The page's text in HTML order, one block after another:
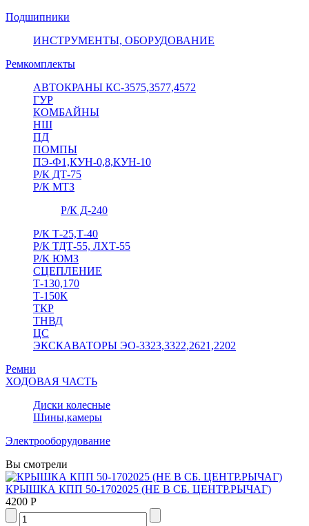
Подшипники
ИНСТРУМЕНТЫ, ОБОРУДОВАНИЕ
Ремкомплекты
АВТОКРАНЫ КС-3575,3577,4572
ГУР
КОМБАЙНЫ
НШ
ПД
ПОМПЫ
ПЭ-Ф1,КУН-0,8,КУН-10
Р/К ДТ-75
Р/К МТЗ
Р/К Д-240
Р/К Т-25,Т-40
Р/К ТДТ-55, ЛХТ-55
Р/К ЮМЗ
СЦЕПЛЕНИЕ
Т-130,170
Т-150К
ТКР
ТНВД
ЦС
ЭКСКАВАТОРЫ ЭО-3323,3322,2621,2202
Ремни
ХОДОВАЯ ЧАСТЬ
Диски колесные
Шины,камеры
Электрооборудование
Вы смотрели
КРЫШКА КПП 50-1702025 (НЕ В СБ. ЦЕНТР.РЫЧАГ)
4200 Р